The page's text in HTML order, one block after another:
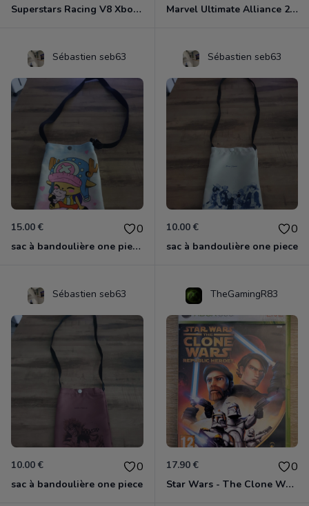
Superstars Racing V8 Xbox 360 Marvel Ultimate Alliance 2 Xbox 360
Sébastien seb63
15.00 € 0
sac à bandoulière one piece chopper
Sébastien seb63
10.00 € 0
sac à bandoulière one piece
Sébastien seb63
10.00 € 0
sac à bandoulière one piece
TheGamingR83
17.90 € 0
Star Wars - The Clone Wars - Les Héros De La République Xbox 360